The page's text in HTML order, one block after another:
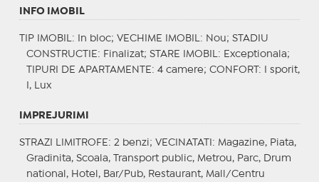
INFO IMOBIL
TIP IMOBIL : In bloc; VECHIME IMOBIL : Nou; STADIU
CONSTRUCTIE : Finalizat; STARE IMOBIL : Exceptionala;
TIPURI DE APARTAMENTE : 4 camere; CONFORT : I sporit,
I, Lux
IMPREJURIMI
STRAZI LIMITROFE : 2 benzi; VECINATATI : Magazine, Piata,
Gradinita, Scoala, Transport public, Metrou, Parc, Drum
national, Hotel, Bar/Pub, Restaurant, Mall/Centru